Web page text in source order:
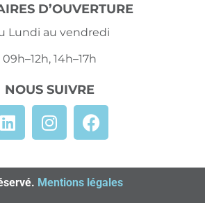
D’OUVERTURE
Lundi au vendredi
09h–12h, 14h–17h
NOUS SUIVRE
Mentions légales